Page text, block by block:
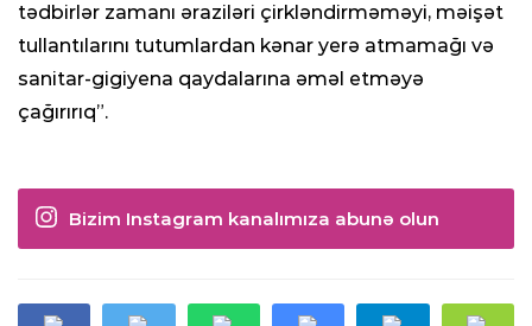
tədbirlər zamanı əraziləri çirkləndirməməyi, məişət
tullantılarını tutumlardan kənar yerə atmamağı və
sanitar-gigiyena qaydalarına əməl etməyə
çağırırıq”.
Bizim Instagram kanalımıza abunə olun